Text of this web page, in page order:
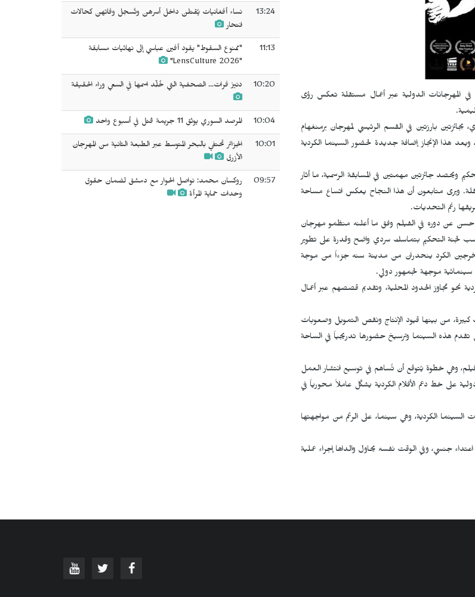
المهرجانات الدولية عبر أعمال مستقلة تعكس رؤى
بارزتين في القسم الرئيسي لمهرجان برمنغهام
ويعد هذا الإنجاز إضافة جديدة لحضور السينما الكردية
ويحصد جائزتين مهمتين في المسابقة الرسمية، ما أثار
ويرى متابعون أن هذا النجاح يعكس اتساع مساحة
رغم التحديات.
حسن عن دوره في الفيلم وفق ما أعلنه منظمو مهرجان
بحسب لجنة التحكيم بتماسك سردي واضح وقدرة على تطوير
الكرد ينحدران من مدينة سنه جزءاً من موجة
سينمائية موجهة لجمهور دولي.
نحو تجاوز الحدود المحلية، وتقديم قصصهم عبر أعمال
من بينها قيود الإنتاج ونقص التمويل وصعوبات
هذه السينما وترسيخ حضورها تدريجياً في الساحة
فيلم، وهي خطوة يُتوقع أن تٌساهم في توسيع انتشار العمل
على خط دعم الأفلام الكردية يشكّل عاملاً محورياً في
السينما الكردية، وهي سينما، على الرغم من مواجهتها
جنسي، وفي الوقت نفسه يحاول والداها إجراء عملية
13:24
نساء أفغانيات يُقتلن داخل أسرهن وتُسجل وفاتهن كحالات
انتحار
11:13
"ممنوع السقوط" يقود أفين عباسي إلى نهائيات مسابقة
"LensCulture 2026"
10:20 دنيز فرات... الصحفية التي خُلِّد اسمها في السعي وراء الحقيقة
10:04 المرصد السوري يوثق 11 جريمة قتل في أسبوع واحد
10:01
الجزائر تحتفي بالبحر المتوسط عبر الطبعة الثانية من المهرجان
الأزرق
09:57
روكسان محمد: نواصل الحوار مع دمشق لضمان حقوق
وحدات حماية المرأة